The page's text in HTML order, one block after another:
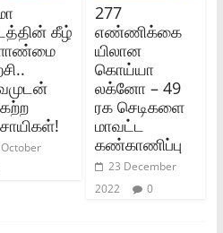
கீழ்
277
எண்ணிக்கை
யிலான
கொய்யா
லக்னோ – 49
ரக செடிகளை
மாவட்ட
கண்காணிப்பு
23 December
2022
0